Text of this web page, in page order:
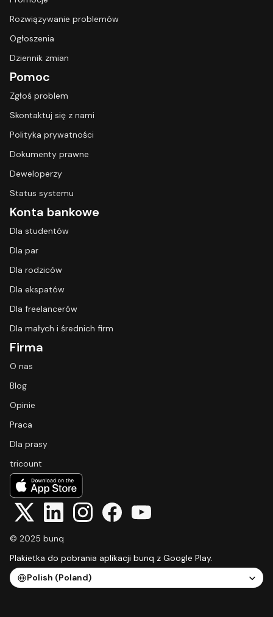
Rozwiązywanie problemów
Ogłoszenia
Dziennik zmian
Pomoc
Zgłoś problem
Skontaktuj się z nami
Polityka prywatności
Dokumenty prawne
Deweloperzy
Status systemu
Konta bankowe
Dla studentów
Dla par
Dla rodziców
Dla ekspatów
Dla freelancerów
Dla małych i średnich firm
Firma
O nas
Blog
Opinie
Praca
Dla prasy
tricount
© 2025 bunq
Plakietka do pobrania aplikacji bunq z Google Play.
Select Language
Polish (Poland)